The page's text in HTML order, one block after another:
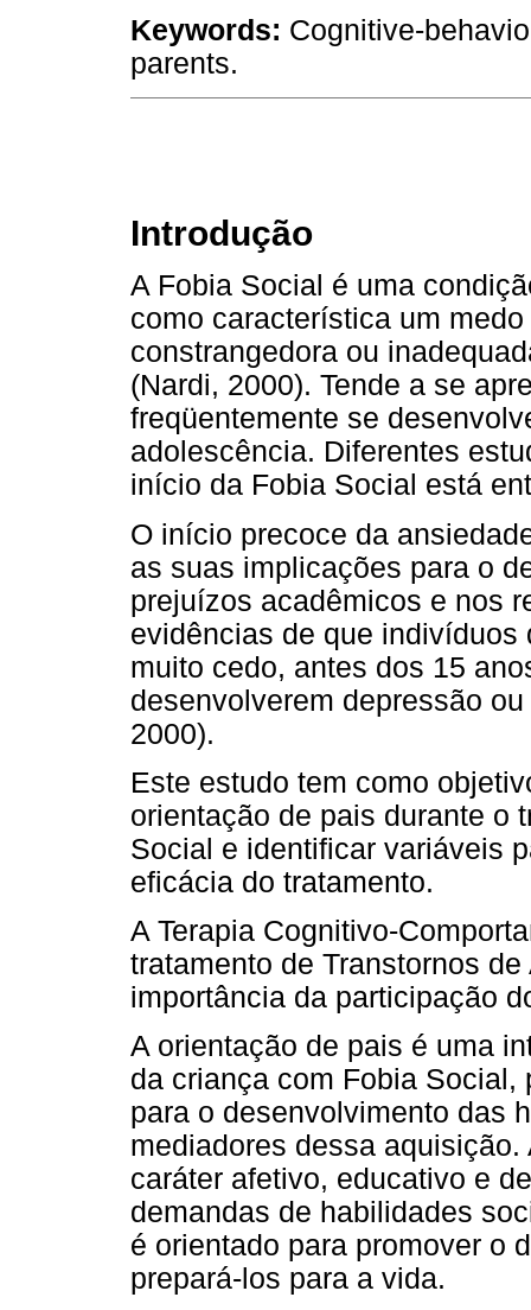
Keywords: Cognitive-
parents.
Introdução
A Fobia Social é uma
como característica um
constrangedora ou
(Nardi, 2000). Tende a se
freqüentemente se
adolescência. Diferentes
início da Fobia Social está
O início precoce da
as suas implicações para o
prejuízos acadêmicos e nos
evidências de que
muito cedo, antes dos 15
desenvolverem depressão
2000).
Este estudo tem como
orientação de pais durante o
Social e identificar variáveis
eficácia do tratamento.
A Terapia Cognitivo-
tratamento de Transtornos
importância da participação
A orientação de pais é uma
da criança com Fobia
para o desenvolvimento das
mediadores dessa
caráter afetivo, educativo e
demandas de habilidades
é orientado para promover o
prepará-los para a vida.